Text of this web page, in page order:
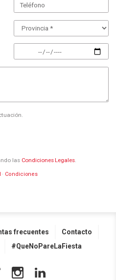
las Condiciones Legales.
· Condiciones
frecuentes
Contacto
#QueNoPareLaFiesta